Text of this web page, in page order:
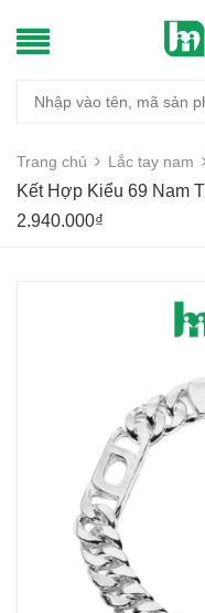
Trang chủ Lắc tay nam
Kết Hợp Kiểu 69 Nam
2.940.000₫